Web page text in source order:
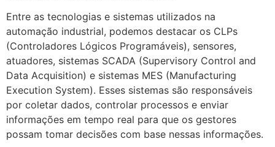
Entre as tecnologias e sistemas utilizados na
automação industrial, podemos destacar os CLPs
(Controladores Lógicos Programáveis), sensores,
atuadores, sistemas SCADA (Supervisory Control and
Data Acquisition) e sistemas MES (Manufacturing
Execution System). Esses sistemas são responsáveis
por coletar dados, controlar processos e enviar
informações em tempo real para que os gestores
possam tomar decisões com base nessas informações.